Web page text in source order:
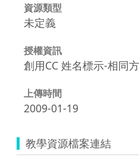
資源類型
未定義
授權資訊
創用CC 姓名標示-相同
上傳時間
2009-01-19
教學資源檔案連結